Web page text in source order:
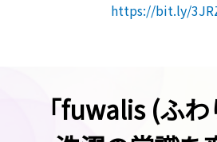
https://bit.ly/
「fuwalis (ふ